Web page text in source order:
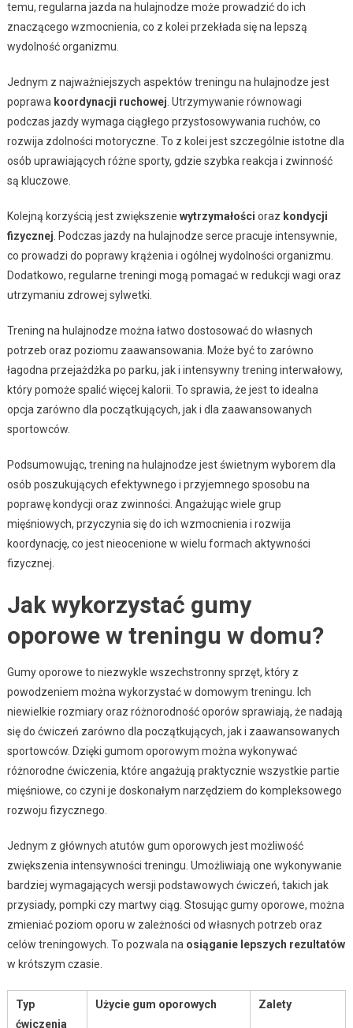
temu, regularna jazda na hulajnodze może prowadzić do ich
znaczącego wzmocnienia, co z kolei przekłada się na lepszą
wydolność organizmu.
Jednym z najważniejszych aspektów treningu na hulajnodze jest
poprawa koordynacji ruchowej . Utrzymywanie równowagi
podczas jazdy wymaga ciągłego przystosowywania ruchów, co
rozwija zdolności motoryczne. To z kolei jest szczególnie istotne dla
osób uprawiających różne sporty, gdzie szybka reakcja i zwinność
są kluczowe.
Kolejną korzyścią jest zwiększenie wytrzymałości oraz kondycji
fizycznej . Podczas jazdy na hulajnodze serce pracuje intensywnie,
co prowadzi do poprawy krążenia i ogólnej wydolności organizmu.
Dodatkowo, regularne treningi mogą pomagać w redukcji wagi oraz
utrzymaniu zdrowej sylwetki.
Trening na hulajnodze można łatwo dostosować do własnych
potrzeb oraz poziomu zaawansowania. Może być to zarówno
łagodna przejażdżka po parku, jak i intensywny trening interwałowy,
który pomoże spalić więcej kalorii. To sprawia, że jest to idealna
opcja zarówno dla początkujących, jak i dla zaawansowanych
sportowców.
Podsumowując, trening na hulajnodze jest świetnym wyborem dla
osób poszukujących efektywnego i przyjemnego sposobu na
poprawę kondycji oraz zwinności. Angażując wiele grup
mięśniowych, przyczynia się do ich wzmocnienia i rozwija
koordynację, co jest nieocenione w wielu formach aktywności
fizycznej.
Jak wykorzystać gumy
oporowe w treningu w domu?
Gumy oporowe to niezwykle wszechstronny sprzęt, który z
powodzeniem można wykorzystać w domowym treningu. Ich
niewielkie rozmiary oraz różnorodność oporów sprawiają, że nadają
się do ćwiczeń zarówno dla początkujących, jak i zaawansowanych
sportowców. Dzięki gumom oporowym można wykonywać
różnorodne ćwiczenia, które angażują praktycznie wszystkie partie
mięśniowe, co czyni je doskonałym narzędziem do kompleksowego
rozwoju fizycznego.
Jednym z głównych atutów gum oporowych jest możliwość
zwiększenia intensywności treningu. Umożliwiają one wykonywanie
bardziej wymagających wersji podstawowych ćwiczeń, takich jak
przysiady, pompki czy martwy ciąg. Stosując gumy oporowe, można
zmieniać poziom oporu w zależności od własnych potrzeb oraz
celów treningowych. To pozwala na osiąganie lepszych rezultatów
w krótszym czasie.
Typ
ćwiczenia
Użycie gum oporowych Zalety